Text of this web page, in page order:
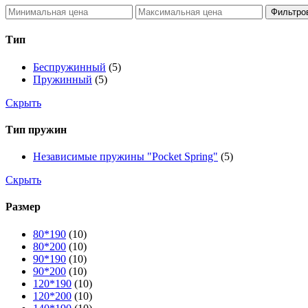
Тип
Беспружинный (5)
Пружинный (5)
Скрыть
Тип пружин
Независимые пружины "Pocket Spring" (5)
Скрыть
Размер
80*190 (10)
80*200 (10)
90*190 (10)
90*200 (10)
120*190 (10)
120*200 (10)